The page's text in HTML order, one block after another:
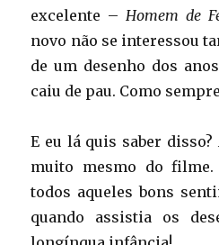
excelente – Homem de
novo não se interessou
de um desenho dos
caiu de pau. Como
E eu lá quis saber
muito mesmo do
todos aqueles bons
quando assistia os